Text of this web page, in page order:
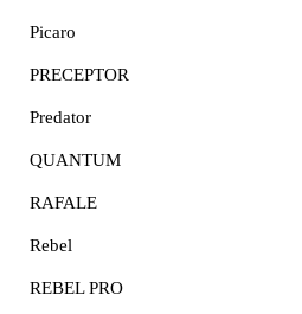
Picaro
PRECEPTOR
Predator
QUANTUM
RAFALE
Rebel
REBEL PRO